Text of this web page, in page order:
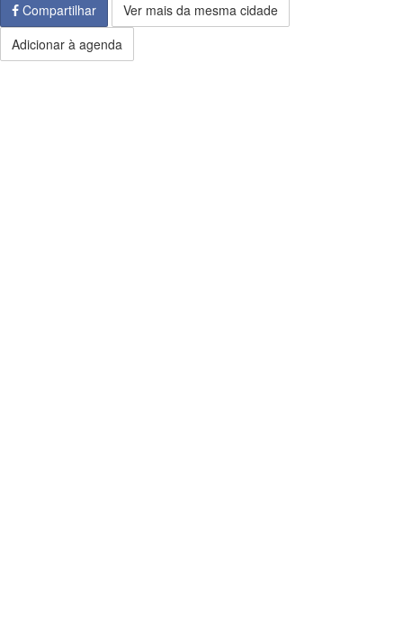
Compartilhar
Ver mais da mesma cidade
Adicionar à agenda